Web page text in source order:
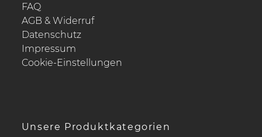
FAQ
AGB & Widerruf
Datenschutz
Impressum
Cookie-Einstellungen
Unsere Produktkategorien